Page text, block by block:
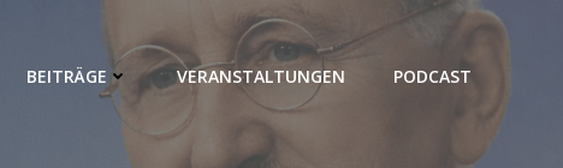
BEITRÄGE VERANSTALTUNGEN PODCAST